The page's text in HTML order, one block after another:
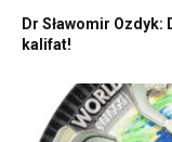
Dr Sławomir
kalifat!